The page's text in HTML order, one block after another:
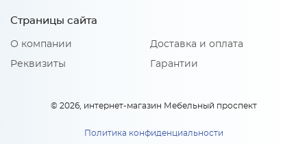
Страницы сайта
О компании
Реквизиты
Доставка и оплата
Гарантии
© 2026, интернет-магазин Мебельный проспект
Политика конфиденциальности